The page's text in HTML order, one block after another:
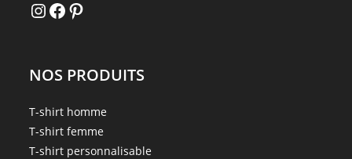
Instagram
FacebookPinterest
NOS PRODUITS
T-shirt homme
T-shirt femme
T-shirt personnalisable